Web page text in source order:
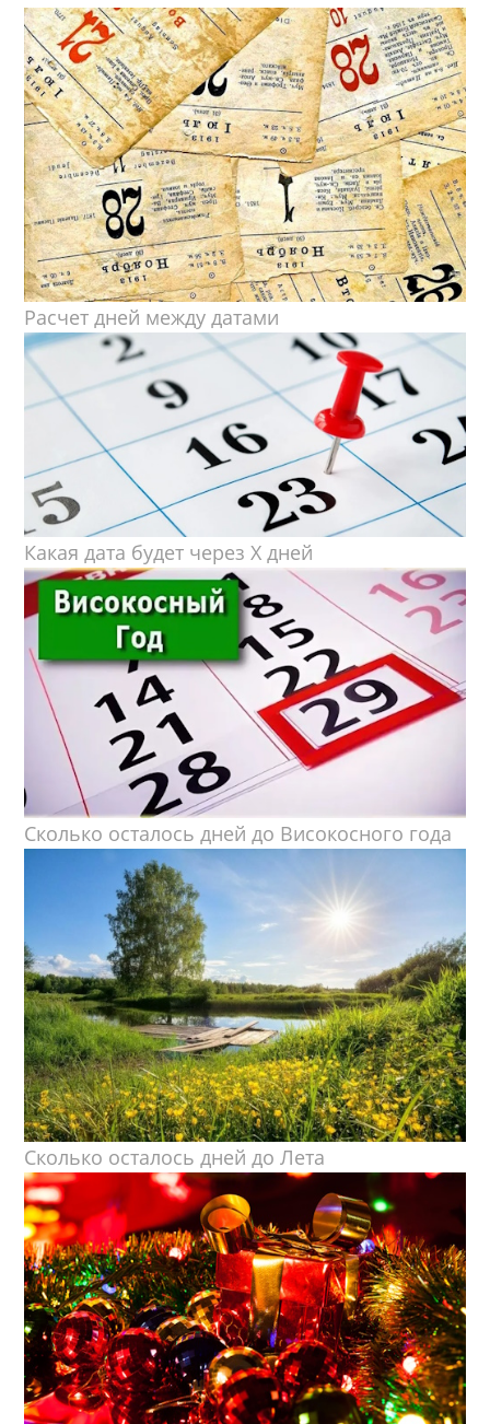
Расчет дней между датами
Какая дата будет через X дней
Сколько осталось дней до Високосного года
Сколько осталось дней до Лета